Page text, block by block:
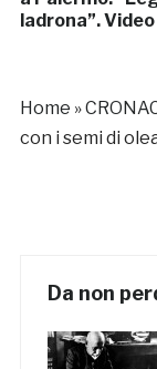
ladrona”. Video
Home »
con i semi di
Da non